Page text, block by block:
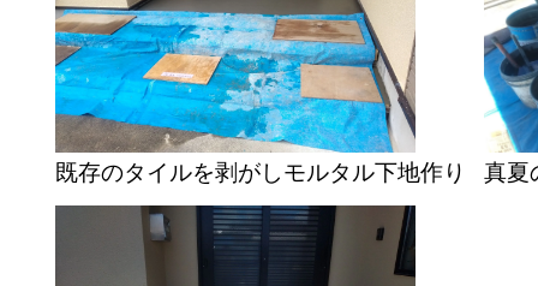
既存のタイルを剥がしモルタル下地作り 真夏